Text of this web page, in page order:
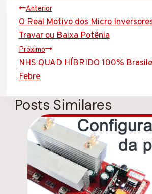
a
n
o
.
.
Navegação
de
Post
Anterior
O Real Motivo dos Micro
Travar ou Baixa Potênia
Próximo
NHS QUAD HÍBRIDO 100%
Febre
Posts Similares